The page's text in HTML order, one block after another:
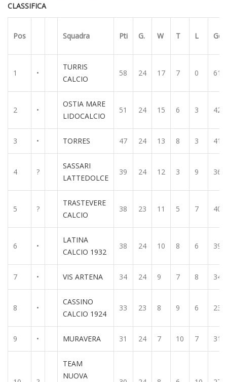
CLASSIFICA
Pos Squadra Pti G. W T L
1 •
TURRIS
CALCIO
58 24 17 7 0 61
2 •
OSTIA MARE
LIDOCALCIO
51 24 15 6 3 42
3 • TORRES 47 24 13 8 3 41
4 ?
SASSARI
LATTEDOLCE
39 24 12 3 9 36
5 ?
TRASTEVERE
CALCIO
38 23 11 5 7 40
6 •
LATINA
CALCIO 1932
38 24 10 8 6 39
7 • VIS ARTENA 34 24 9 7 8 34
8 •
CASSINO
CALCIO 1924
33 23 8 9 6 23
9 • MURAVERA 31 24 7 10 7 31
TEAM
NUOVA